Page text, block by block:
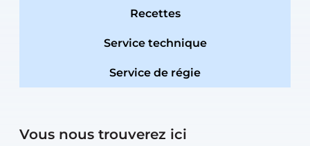
Recettes
Service technique
Service de régie
Vous nous trouverez ici